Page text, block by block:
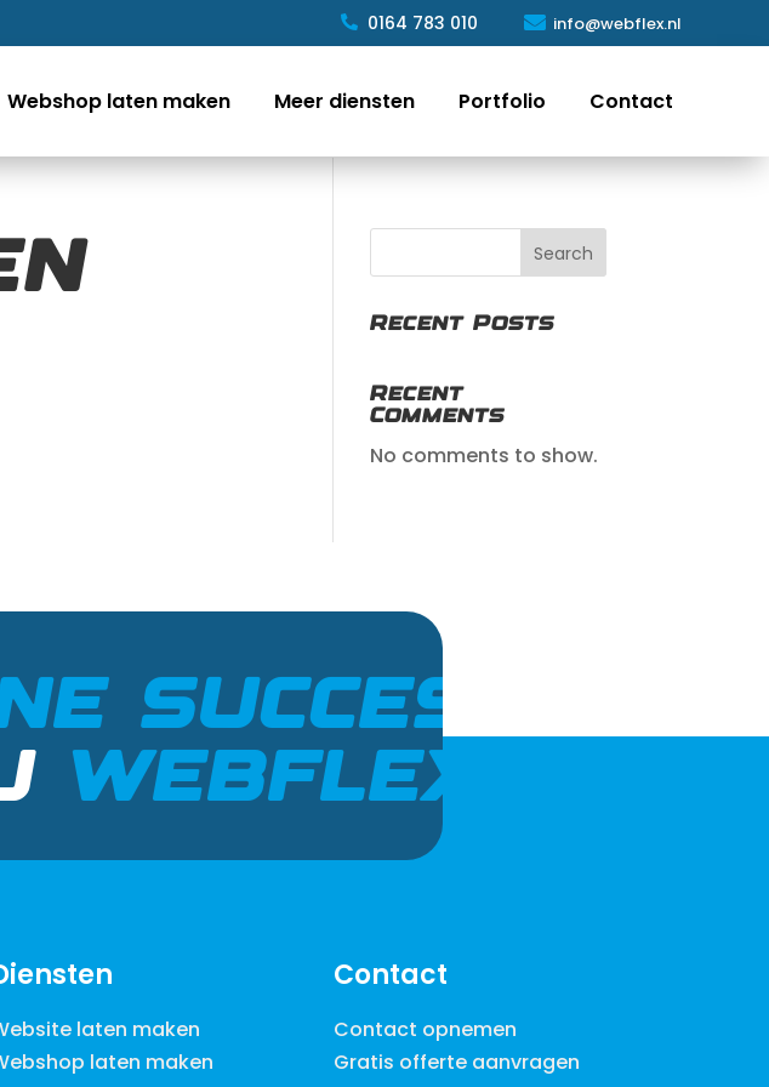
 0164 783 010  info@webflex.nl
Webshop laten maken Meer diensten Portfolio Contact
Search
Recent Posts
Recent
Comments
No comments to show.
SUCCES
WEBFLEX
laten maken
laten maken
Contact
Contact opnemen
Gratis offerte aanvragen